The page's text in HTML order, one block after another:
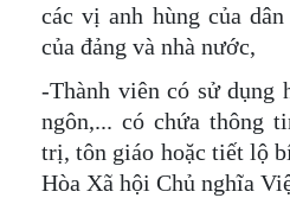
các vị anh hùng của
của đảng và nhà nước,
-Thành viên có sử dụng
ngôn,... có chứa thông
trị, tôn giáo hoặc tiết lộ
Hòa Xã hội Chủ nghĩa